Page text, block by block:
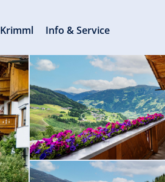
Krimml Info & Service